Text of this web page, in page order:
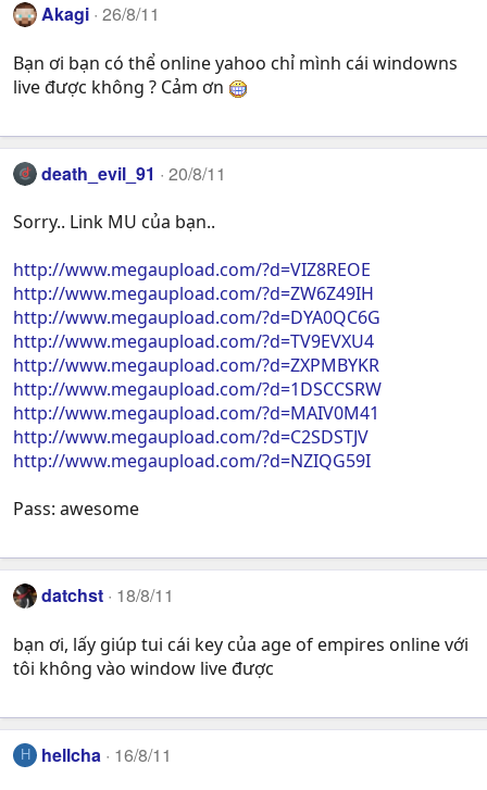
Akagi 26/8/11
Bạn ơi bạn có thể online yahoo chỉ mình cái windowns
live được không ? Cảm ơn
death_evil_91 20/8/11
Sorry.. Link MU của bạn..
http://www.megaupload.com/?d=VIZ8REOE
http://www.megaupload.com/?d=ZW6Z49IH
http://www.megaupload.com/?d=DYA0QC6G
http://www.megaupload.com/?d=TV9EVXU4
http://www.megaupload.com/?d=ZXPMBYKR
http://www.megaupload.com/?d=1DSCCSRW
http://www.megaupload.com/?d=MAIV0M41
http://www.megaupload.com/?d=C2SDSTJV
http://www.megaupload.com/?d=NZIQG59I
Pass: awesome
datchst 18/8/11
bạn ơi, lấy giúp tui cái key của age of empires online với
tôi không vào window live được
H hellcha 16/8/11